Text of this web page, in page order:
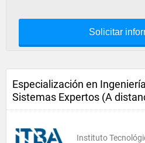
Solicitar
Especialización en
Sistemas Expertos (A
Instituto